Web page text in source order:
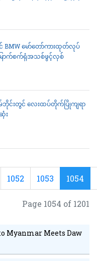
တွေ့ရှိ
မော်တော်ကားထုတ်လုပ်
ောက်စက်ရုံအသစ်ဖွင့်လှစ်
ဘိုင်းတွင် လေးထပ်တိုက်ပြိုကျရာ
း
1052 1053 1054
Page 1054 of 1201
Myanmar Meets Daw